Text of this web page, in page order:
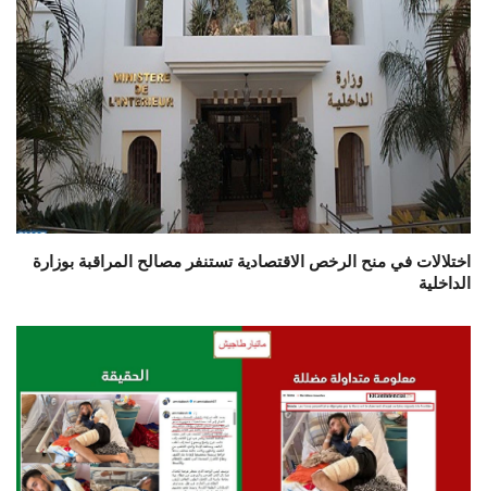
اختلالات في منح الرخص الاقتصادية تستنفر مصالح المراقبة بوزارة
الداخلية